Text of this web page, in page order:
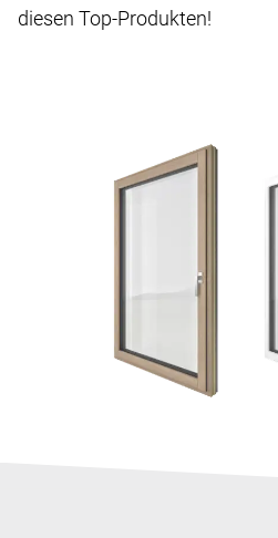
diesen Top-Produkten!